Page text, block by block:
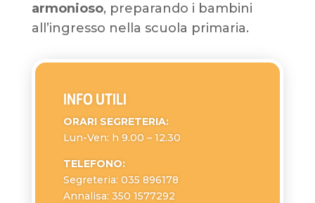
armonioso, preparando i bambini
all’ingresso nella scuola primaria.
INFO UTILI
ORARI SEGRETERIA:
Lun-Ven: h 9.00 – 12.30
TELEFONO:
Segreteria: 035 896178
Annalisa: 350 1577292